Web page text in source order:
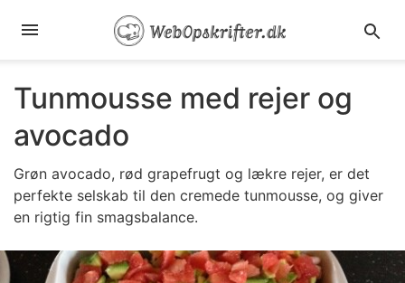
Tunmousse med rejer og
avocado
Grøn avocado, rød grapefrugt og lækre rejer, er det
perfekte selskab til den cremede tunmousse, og giver
en rigtig fin smagsbalance.